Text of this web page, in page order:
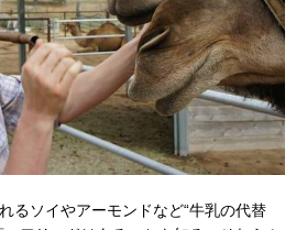
るソイやアーモンドなど“牛乳の代替